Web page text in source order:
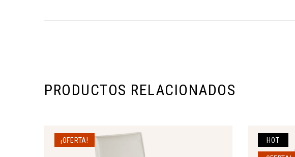
PRODUCTOS RELACIONADOS
¡OFERTA! HOT